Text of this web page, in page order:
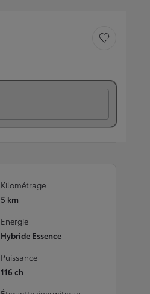
Sauvegarder le
Kilométrage
5 km
Energie
Hybride Essence
Puissance
116 ch